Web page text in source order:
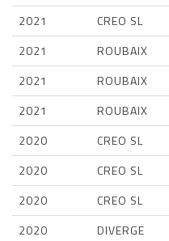
2021
CREO SL
2021
ROUBAIX
2021
ROUBAIX
2021
ROUBAIX
2020
CREO SL
2020
CREO SL
2020
CREO SL
2020
DIVERGE